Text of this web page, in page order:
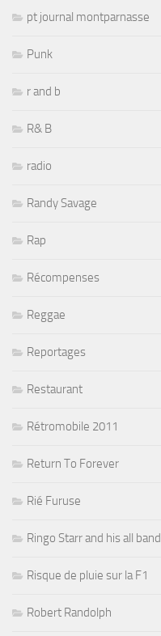
pt journal montparnasse
Punk
r and b
R& B
radio
Randy Savage
Rap
Récompenses
Reggae
Reportages
Restaurant
Rétromobile 2011
Return To Forever
Rié Furuse
Ringo Starr and his all band
Risque de pluie sur la F1
Robert Randolph